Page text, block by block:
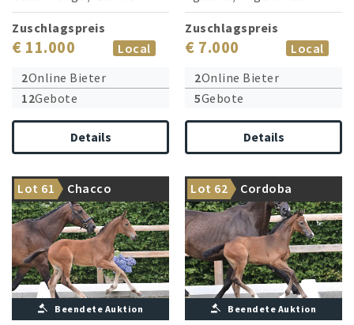
Zuschlagspreis
€ 11.000
Local
2Online Bieter
12Gebote
Details
Zuschlagspreis
€ 7.000
Local
2Online Bieter
5Gebote
Details
Lot 61 Chacco
Bruder von zwei
international erfolgreichen
Pferden!
Beendete Auktion
Lot 62 Cordoba
Eng verwandt mit Chacco
Blue II
Beendete Auktion